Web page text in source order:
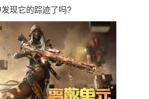
现它的踪迹了吗?